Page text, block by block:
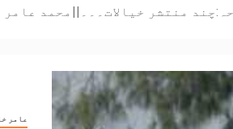
منتشر خیالات۔۔۔||محمد
عامر